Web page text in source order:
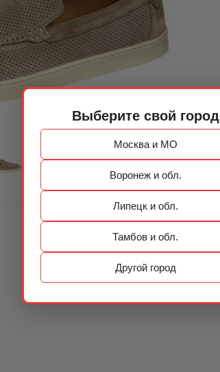
Выберите свой город
Москва и МО
Воронеж и обл.
Липецк и обл.
Тамбов и обл.
Другой город